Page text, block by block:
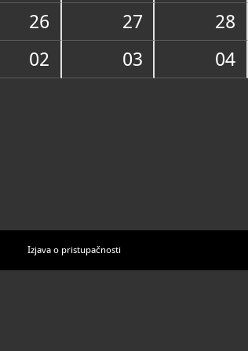
26 27 28
02 03 04
Izjava o pristupačnosti